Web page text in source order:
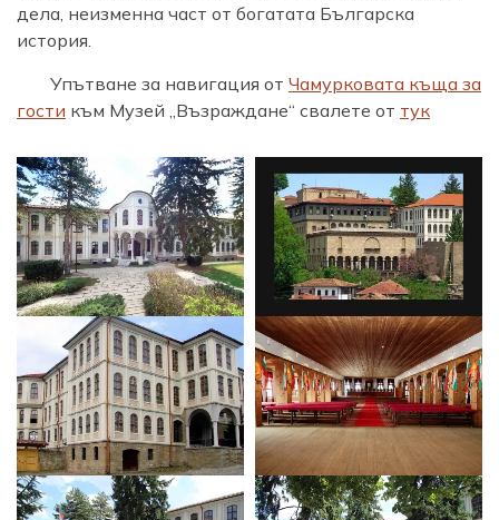
дела, неизменна част от богатата Българска
история.
Упътване за навигация от Чамурковата къща за
гости към Музей „Възраждане“ свалете от тук